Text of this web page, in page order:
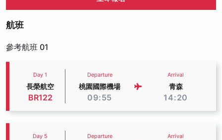
航班
參考航班 01
Day 1
長榮航空
BR122
Departure
桃園國際機場
09:55
Arrival
青森
14:20
Day 5 Departure Arrival